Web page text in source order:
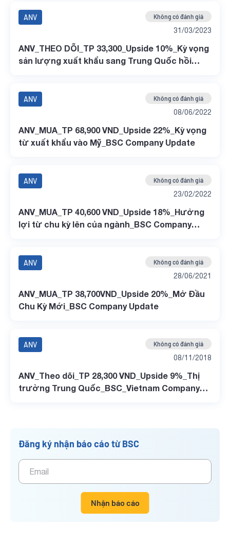
ANV Không có đánh giá
31/03/2023
ANV_THEO DÕI_TP 33,300_Upside 10%_Kỳ vọng
sản lượng xuất khẩu sang Trung Quốc hồi
ANV Không có đánh giá
08/06/2022
ANV_MUA_TP 68,900 VND_Upside 22%_Kỳ vọng
từ xuất khẩu vào Mỹ_BSC Company Update
ANV Không có đánh giá
23/02/2022
ANV_MUA_TP 40,600 VND_Upside 18%_Hưởng
lợi từ chu kỳ lên của ngành_BSC Company
ANV Không có đánh giá
28/06/2021
ANV_MUA_TP 38,700VND_Upside 20%_Mở Đầu
Chu Kỳ Mới_BSC Company Update
ANV Không có đánh giá
08/11/2018
ANV_Theo dõi_TP 28,300 VND_Upside 9%_Thị
trường Trung Quốc_BSC_Vietnam Company
Đăng ký nhận báo cáo từ BSC
Nhận báo cáo